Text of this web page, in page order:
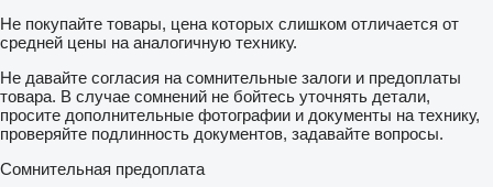
Не покупайте товары, цена которых слишком отличается от
средней цены на аналогичную технику.
Не давайте согласия на сомнительные залоги и предоплаты
товара. В случае сомнений не бойтесь уточнять детали,
просите дополнительные фотографии и документы на технику,
проверяйте подлинность документов, задавайте вопросы.
Сомнительная предоплата